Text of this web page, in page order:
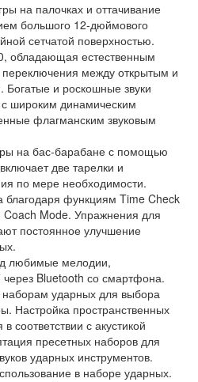
на палочках и оттачивание
большого 12-дюймового
сетчатой поверхностью.
обладающая естественным
между открытым и
и роскошные звуки
широким динамическим
флагманским звуковым
на бас-барабане с помощью
две тарелки и
по мере необходимости.
благодаря функциям Time Check
Mode. Упражнения для
постоянное улучшение
любимые мелодии,
Bluetooth со смартфона.
ударных для выбора
Настройка пространственных
соответствии с акустикой
пресетных наборов для
ударных инструментов.
в наборе ударных.